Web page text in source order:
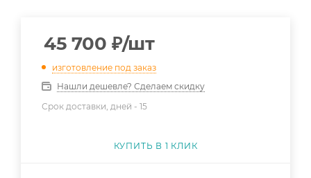
45 700 ₽/шт
изготовление под заказ
Нашли дешевле? Сделаем скидку
Срок доставки, дней - 15
КУПИТЬ В 1 КЛИК